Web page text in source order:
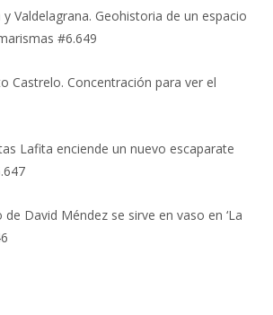
Valdelagrana. Geohistoria de un espacio
#6.649
Castrelo. Concentración para ver el
Lafita enciende un nuevo escaparate
David Méndez se sirve en vaso en ‘La